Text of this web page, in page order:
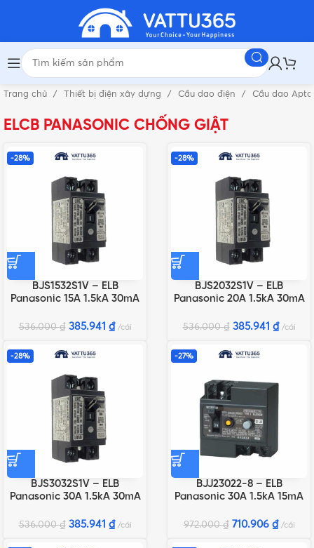
Trang chủ Thiết bị điện xây dựng Cầu dao điện Cầu dao
ELCB PANASONIC CHỐNG GIẬT
-28%
BJS1532S1V – ELB
Panasonic 15A 1.5kA 30mA
536.000₫ 385.941 ₫ cái
-28%
BJS2032S1V – ELB
Panasonic 20A 1.5kA 30mA
536.000₫ 385.941 ₫ cái
-28%
BJS3032S1V – ELB
Panasonic 30A 1.5kA 30mA
536.000₫ 385.941 ₫ cái
-27%
BJJ23022-8 – ELB
Panasonic 30A 1.5kA 15mA
972.000₫ 710.906 ₫ cái